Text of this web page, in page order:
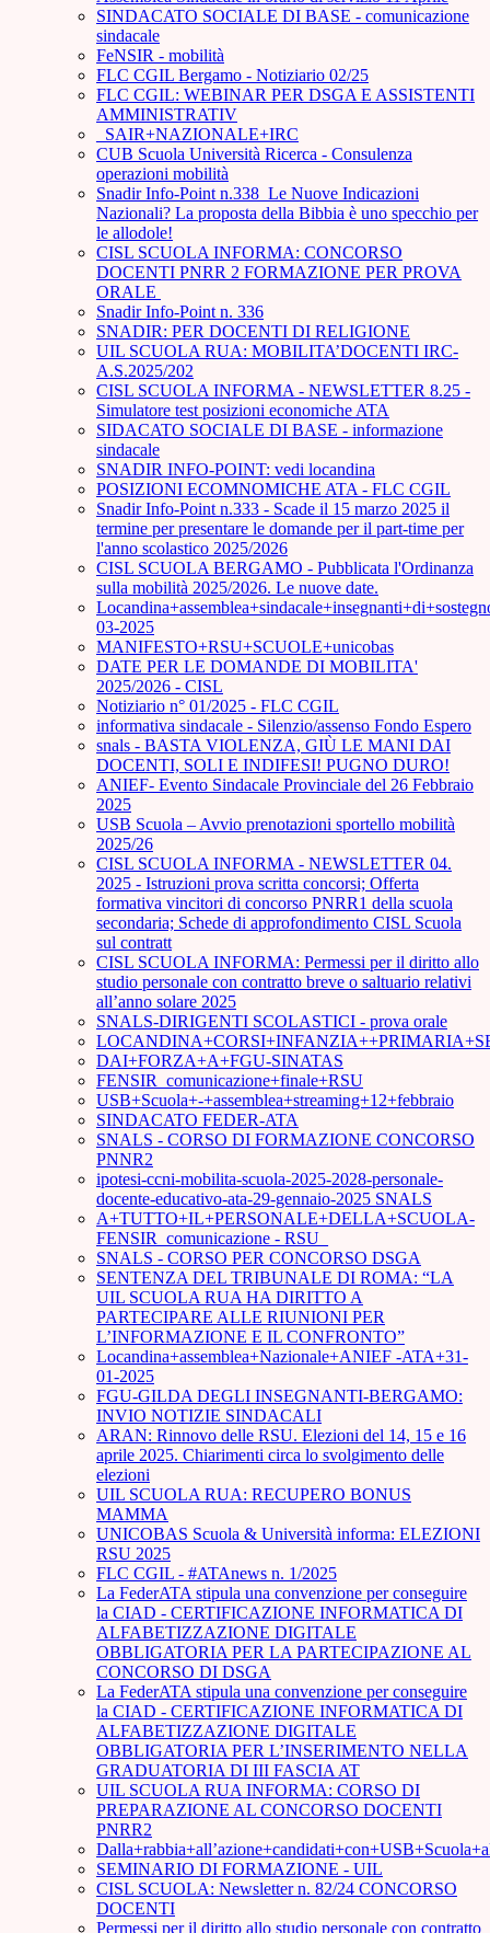
SINDACATO SOCIALE DI BASE - comunicazione
sindacale
FeNSIR - mobilità
FLC CGIL Bergamo - Notiziario 02/25
FLC CGIL: WEBINAR PER DSGA E ASSISTENTI
AMMINISTRATIV
_SAIR+NAZIONALE+IRC
CUB Scuola Università Ricerca - Consulenza
operazioni mobilità
Snadir Info-Point n.338 Le Nuove Indicazioni
Nazionali? La proposta della Bibbia è uno specchio per
le allodole!
CISL SCUOLA INFORMA: CONCORSO
DOCENTI PNRR 2 FORMAZIONE PER PROVA
ORALE ­
Snadir Info-Point n. 336
SNADIR: PER DOCENTI DI RELIGIONE
UIL SCUOLA RUA: MOBILITA’DOCENTI IRC-
A.S.2025/202
CISL SCUOLA INFORMA - NEWSLETTER 8.25 -
Simulatore test posizioni economiche ATA
SIDACATO SOCIALE DI BASE - informazione
sindacale
SNADIR INFO-POINT: vedi locandina
POSIZIONI ECOMNOMICHE ATA - FLC CGIL
Snadir Info-Point n.333 - Scade il 15 marzo 2025 il
termine per presentare le domande per il part-time per
l'anno scolastico 2025/2026
CISL SCUOLA BERGAMO - Pubblicata l'Ordinanza
sulla mobilità 2025/2026. Le nuove date.
03-2025
MANIFESTO+RSU+SCUOLE+unicobas
DATE PER LE DOMANDE DI MOBILITA'
2025/2026 - CISL
Notiziario n° 01/2025 - FLC CGIL
informativa sindacale - Silenzio/assenso Fondo Espero
snals - BASTA VIOLENZA, GIÙ LE MANI DAI
DOCENTI, SOLI E INDIFESI! PUGNO DURO!
ANIEF- Evento Sindacale Provinciale del 26 Febbraio
2025
USB Scuola – Avvio prenotazioni sportello mobilità
2025/26
CISL SCUOLA INFORMA - NEWSLETTER 04.
2025 - Istruzioni prova scritta concorsi; Offerta
formativa vincitori di concorso PNRR1 della scuola
secondaria; Schede di approfondimento CISL Scuola
sul contratt
CISL SCUOLA INFORMA: Permessi per il diritto allo
studio personale con contratto breve o saltuario relativi
all’anno solare 2025
SNALS-DIRIGENTI SCOLASTICI - prova orale
DAI+FORZA+A+FGU-SINATAS
FENSIR_comunicazione+finale+RSU
USB+Scuola+-+assemblea+streaming+12+febbraio
SINDACATO FEDER-ATA
SNALS - CORSO DI FORMAZIONE CONCORSO
PNNR2
ipotesi-ccni-mobilita-scuola-2025-2028-personale-
docente-educativo-ata-29-gennaio-2025 SNALS
A+TUTTO+IL+PERSONALE+DELLA+SCUOLA-
FENSIR_comunicazione - RSU_
SNALS - CORSO PER CONCORSO DSGA
SENTENZA DEL TRIBUNALE DI ROMA: “LA
UIL SCUOLA RUA HA DIRITTO A
PARTECIPARE ALLE RIUNIONI PER
L’INFORMAZIONE E IL CONFRONTO”
Locandina+assemblea+Nazionale+ANIEF -ATA+31-
01-2025
FGU-GILDA DEGLI INSEGNANTI-BERGAMO:
INVIO NOTIZIE SINDACALI
ARAN: Rinnovo delle RSU. Elezioni del 14, 15 e 16
aprile 2025. Chiarimenti circa lo svolgimento delle
elezioni
UIL SCUOLA RUA: RECUPERO BONUS
MAMMA
UNICOBAS Scuola & Università informa: ELEZIONI
RSU 2025
FLC CGIL - #ATAnews n. 1/2025
La FederATA stipula una convenzione per conseguire
la CIAD - CERTIFICAZIONE INFORMATICA DI
ALFABETIZZAZIONE DIGITALE
OBBLIGATORIA PER LA PARTECIPAZIONE AL
CONCORSO DI DSGA
La FederATA stipula una convenzione per conseguire
la CIAD - CERTIFICAZIONE INFORMATICA DI
ALFABETIZZAZIONE DIGITALE
OBBLIGATORIA PER L’INSERIMENTO NELLA
GRADUATORIA DI III FASCIA AT
UIL SCUOLA RUA INFORMA: CORSO DI
PREPARAZIONE AL CONCORSO DOCENTI
PNRR2
SEMINARIO DI FORMAZIONE - UIL
CISL SCUOLA: Newsletter n. 82/24 CONCORSO
DOCENTI
Permessi per il diritto allo studio personale con contratto